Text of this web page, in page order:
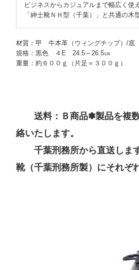
ビジネスからカジュアルまで幅広く使
「紳士靴ＮＨ型（千葉）」と共通の木
材質：甲 牛本革（ウィングチップ）/
規格：黒色 ４E 24.5～26.5㎝
重量：約６００ｇ（片足＝３００ｇ）
送料：Ｂ商品✽製品を複数
絡いたします。
千葉刑務所から直送します
靴（千葉刑務所製）にそれぞ